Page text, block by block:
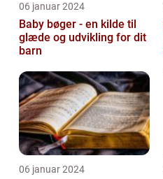
06 januar 2024
Baby bøger - en kilde til
glæde og udvikling for dit
barn
06 januar 2024